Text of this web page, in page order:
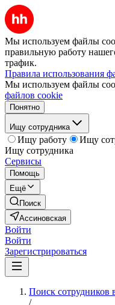
Мы используем файлы
правильную работу
трафик.
Правила использования
Мы используем файлы
файлов cookie
Понятно
Ищу сотрудника
Ищу работу
Ищу
Ищу сотрудника
Сервисы
Помощь
Ещё
Поиск
Ассиновская
Войти
Войти
Зарегистрироваться
Поиск сотрудников
/